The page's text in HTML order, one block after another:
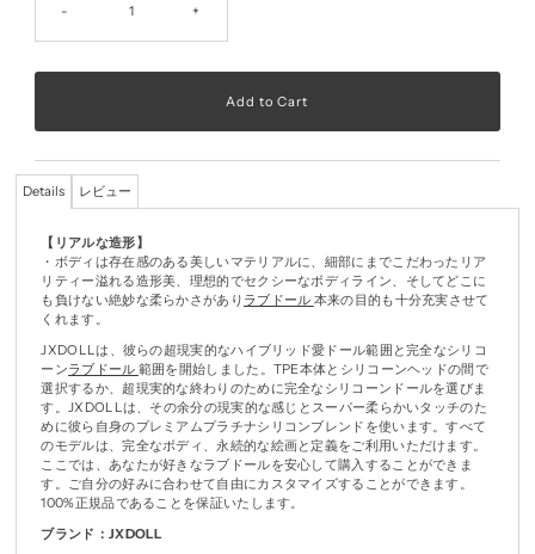
- +
Details レビュー
【リアルな造形】
・ボディは存在感のある美しいマテリアルに、細部にまでこだわったリア
リティー溢れる造形美、理想的でセクシーなボディライン、そしてどこに
も負けない絶妙な柔らかさがあり ラブドール 本来の目的も十分充実させて
くれます。
JXDOLLは、彼らの超現実的なハイブリッド愛ドール範囲と完全なシリコ
ーンラブドール 範囲を開始しました。TPE本体とシリコーンヘッドの間で
選択するか、超現実的な終わりのために完全なシリコーンドールを選びま
す。JXDOLLは、その余分の現実的な感じとスーパー柔らかいタッチのた
めに彼ら自身のプレミアムプラチナシリコンブレンドを使います。すべて
のモデルは、完全なボディ、永続的な絵画と定義をご利用いただけます。
ここでは、あなたが好きなラブドールを安心して購入することができま
す。ご自分の好みに合わせて自由にカスタマイズすることができます。
100%正規品であることを保証いたします。
ブランド：JXDOLL